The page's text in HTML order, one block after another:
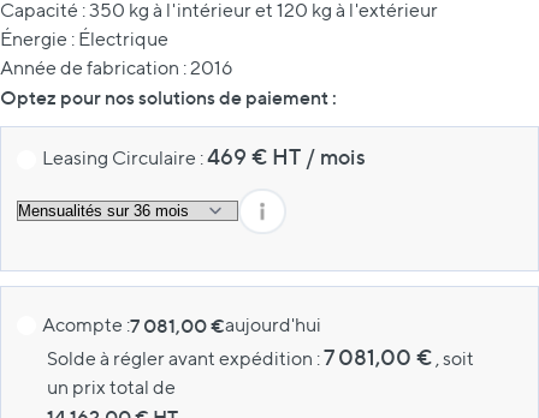
Capacité : 350 kg à l'intérieur et 120 kg à l'extérieur
Énergie : Électrique
Année de fabrication : 2016
Optez pour nos solutions de paiement :
Leasing Circulaire :469 € HT / mois
Acompte :7 081,00 €aujourd'hui
Solde à régler avant expédition :7 081,00 € , soit
un prix total de